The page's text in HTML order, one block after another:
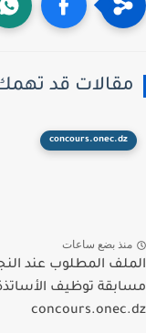
قد تهمك
concours.onec.dz
بضع ساعات
المطلوب عند
توظيف الأساتذة